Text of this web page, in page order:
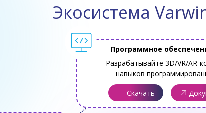
Экосистема
Скачать
Разрабатывайте 3D/VR/AR-
навыков
Программное